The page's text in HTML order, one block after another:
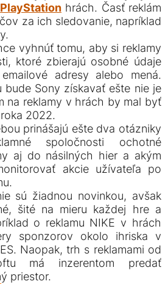
PlayStation hrách. Časť reklám
za ich sledovanie, napríklad
vyhnúť tomu, aby si reklamy
ktoré zbierajú osobné údaje
adresy alebo mená.
Sony získavať ešte nie je
na reklamy v hrách by mal byť
2022.
prinášajú ešte dva otázniky
spoločnosti ochotné
aj do násilných hier a akým
akcie užívateľa po
sú žiadnou novinkou, avšak
šité na mieru každej hre a
o reklamu NIKE v hrách
sponzorov okolo ihriska v
Naopak, trh s reklamami od
má inzerentom predať
priestor.